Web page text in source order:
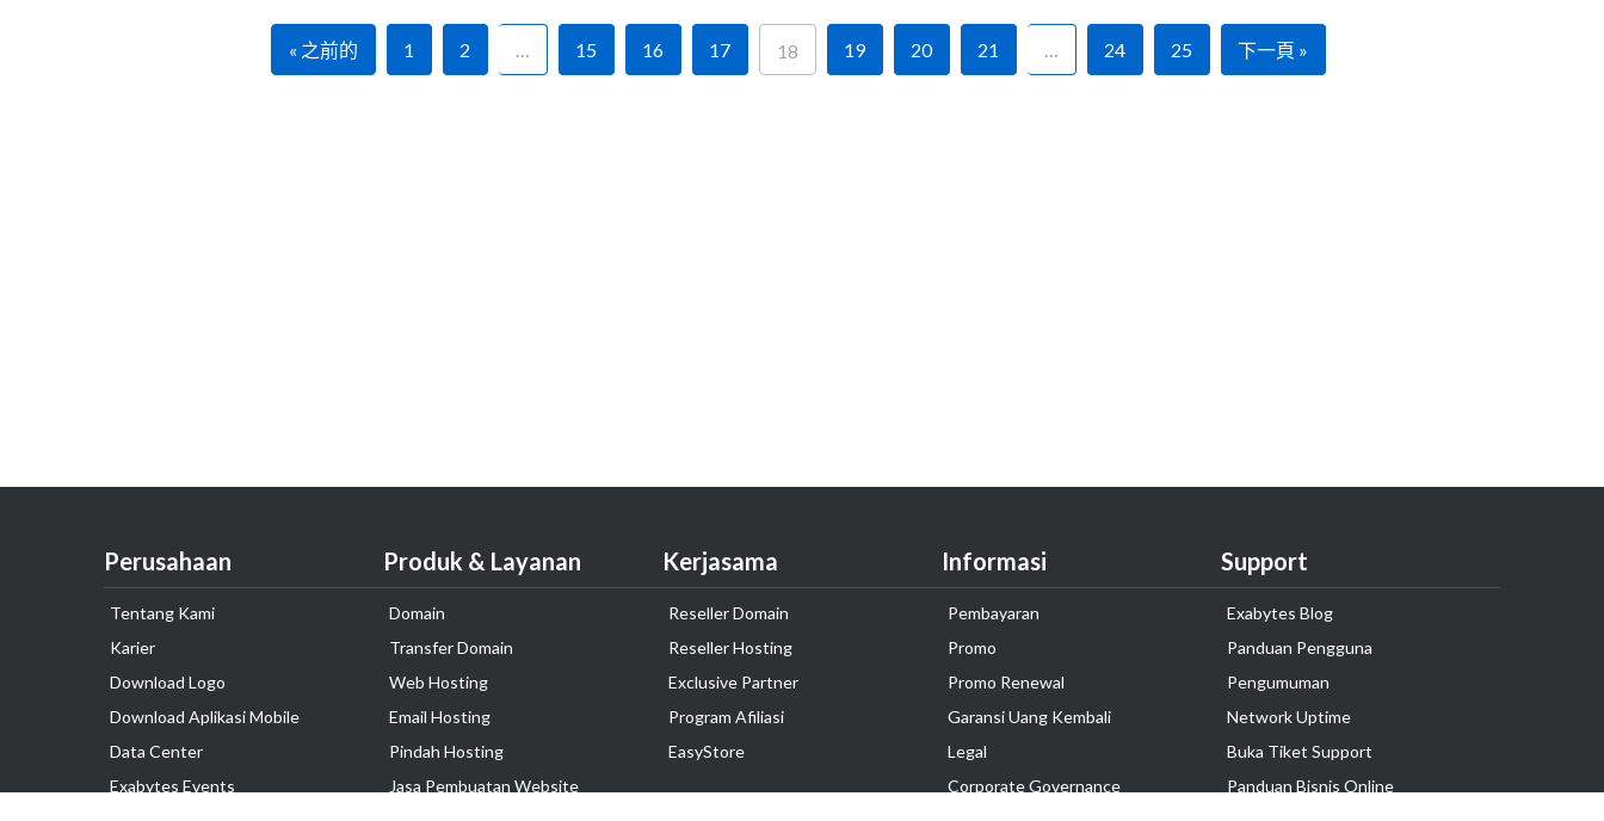
« 之前的 1 2 … 15 16 17 18 19 20 21 … 24 25 下一頁 »
Perusahaan
Tentang Kami
Karier
Download Logo
Download Aplikasi Mobile
Data Center
Exabytes Events
Produk & Layanan
Domain
Transfer Domain
Web Hosting
Email Hosting
Pindah Hosting
Jasa Pembuatan Website
Kerjasama
Reseller Domain
Reseller Hosting
Exclusive Partner
Program Afiliasi
EasyStore
Informasi
Pembayaran
Promo
Promo Renewal
Garansi Uang Kembali
Legal
Corporate Governance
Support
Exabytes Blog
Panduan Pengguna
Pengumuman
Network Uptime
Buka Tiket Support
Panduan Bisnis Online